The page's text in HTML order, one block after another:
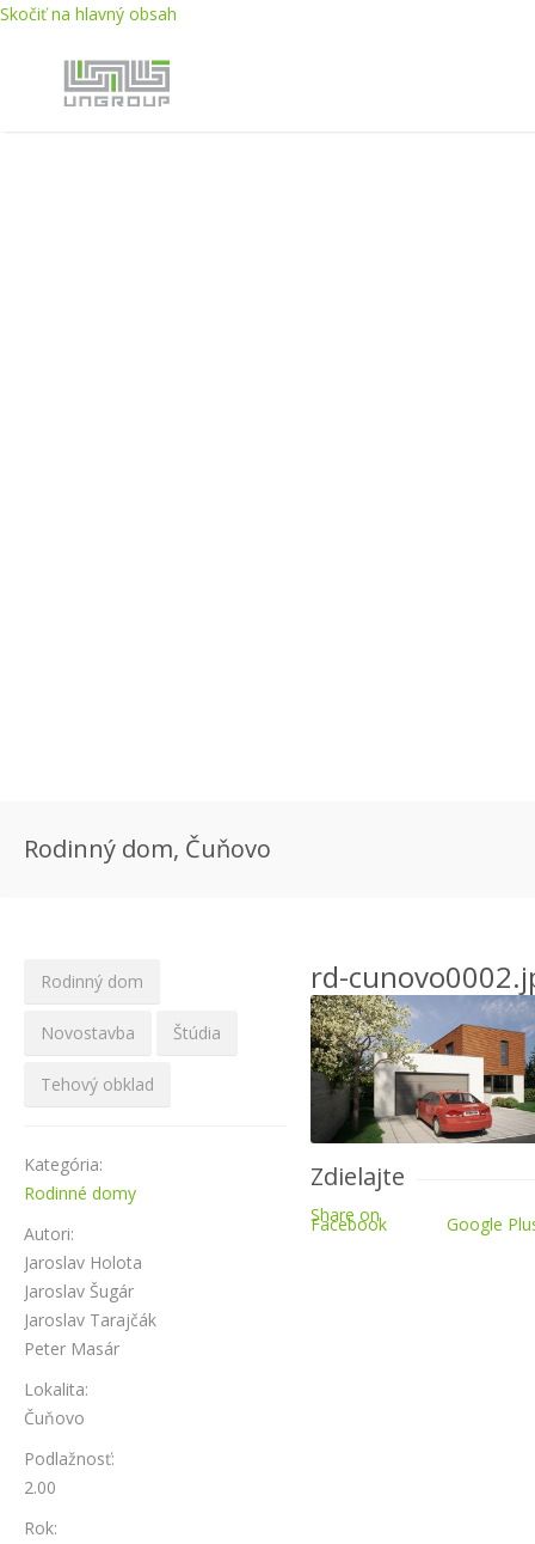
Skočiť na hlavný obsah
Rodinný dom, Čuňovo
Rodinný dom
Novostavba Štúdia
Tehový obklad
Kategória:
Rodinné domy
Autori:
Jaroslav Holota
Jaroslav Šugár
Jaroslav Tarajčák
Peter Masár
Lokalita:
Čuňovo
Podlažnosť:
2.00
Rok:
rd-
Zdielajte
Share on
Facebook Google